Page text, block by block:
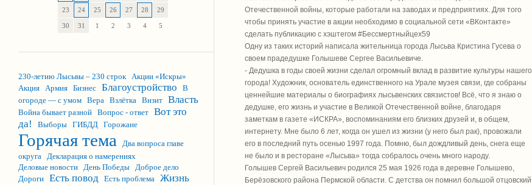
23 24 25 26 27 28 29
30 31 1 2 3 4 5
230-летию Лысьвы – 230 строк Акции «Искры»
Акция Армия Бизнес Благоустройство
В
огороде — с умом Вера Взлётка Визит Власть
Война бывает разной Вопрос - ответ Вот это
да!
Выборы ГИБДД Горожане
Горячая тема
Два вопроса главе
округа Декларация о намерениях
Деловые новости День Победы Доброе дело
Дороги Есть повод Есть проблема Жизнь
Отечественной войны, которые работали на заводах и предприятиях. Для того
чтобы принять участие в акции необходимо в социальной сети «ВКонтакте»
сделать публикацию с хэштегом #Бессмертныйцех59
Одну из таких историй написала жительница города Лысьва Кристина Гусева о
своем прадедушке Голышеве Сергее Васильевиче.
- Дедушка в годы своей жизни сделал огромный вклад в развитие культуры нашего
города! Художник, основатель единственного на Урале музея связи, где собраны
ценнейшие материалы о биографиях лысьвенских связистов! Всё, что я знаю о
дедушке, его жизнь и участие в Великой Отечественной войне, благодаря
заметкам в газете «ИСКРА», воспоминаниям его близких друзей и, в общем,
интернету. Мне было 6 лет, когда он ушел из жизни (у него был рак), провожали
его в последний путь осенью 1997 года. Помню, был дождливый день, снега еще
не было и в ресторане «Лысьва» тогда собралось очень много народу.
Голышев Сергей Васильевич родился 25 мая 1926 года в деревне Голышево,
Берёзовского района Пермской области. С детства он помнил большой отцовский